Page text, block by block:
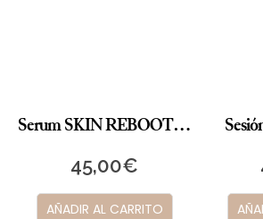
Serum SKIN REBOOT IREN SHIZEN
45,00€
AÑADIR AL CARRITO